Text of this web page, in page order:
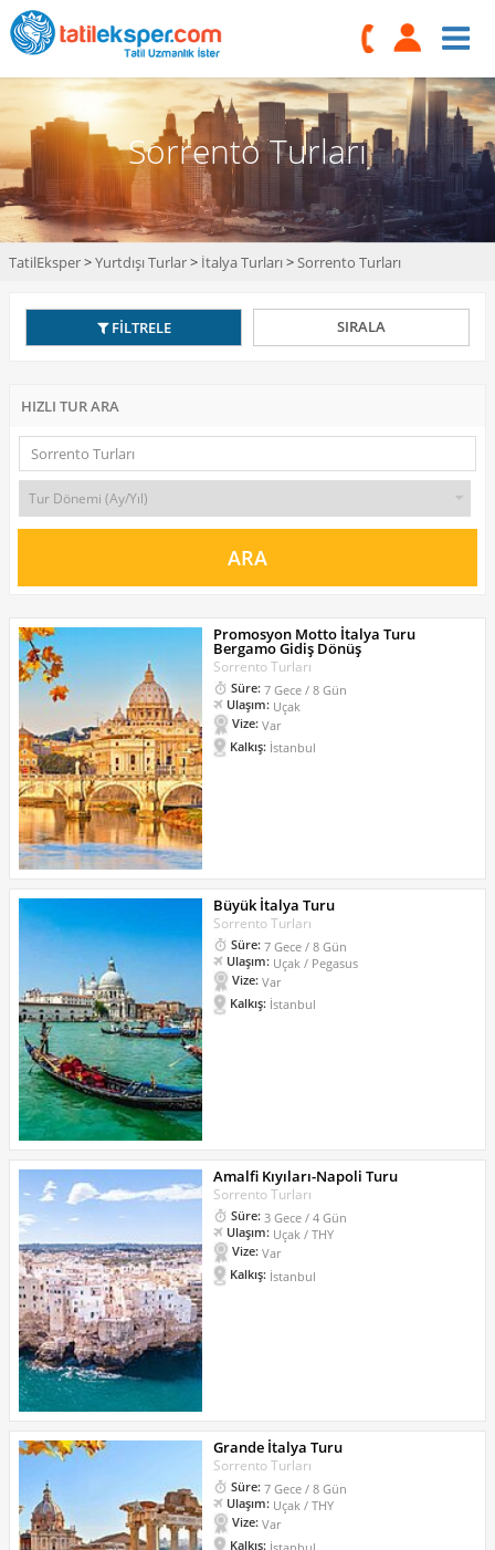
Sorrento Turları
TatilEksper>Yurtdışı Turlar> İtalya Turları>Sorrento Turları
FİLTRELE SIRALA
HIZLI TUR ARA
Promosyon Motto İtalya Turu
Bergamo Gidiş Dönüş
Sorrento Turları
Süre: 7 Gece / 8 Gün
Ulaşım: Uçak
Vize: Var
Kalkış: İstanbul
Büyük İtalya Turu
Sorrento Turları
Süre: 7 Gece / 8 Gün
Ulaşım: Uçak / Pegasus
Vize: Var
Kalkış: İstanbul
Amalfi Kıyıları-Napoli Turu
Sorrento Turları
Süre: 3 Gece / 4 Gün
Ulaşım: Uçak / THY
Vize: Var
Kalkış: İstanbul
Grande İtalya Turu
Sorrento Turları
Süre: 7 Gece / 8 Gün
Ulaşım: Uçak / THY
Vize: Var
Kalkış: